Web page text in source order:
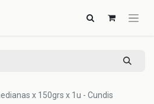
x 150grs x 1u - Cundis